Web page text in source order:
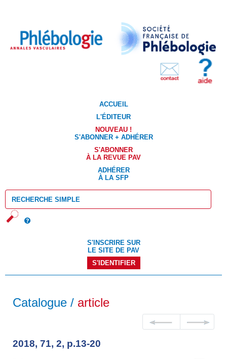
ACCUEIL
L'ÉDITEUR
NOUVEAU !
S'ABONNER + ADHÉRER
S'ABONNER
À LA REVUE PAV
ADHÉRER
À LA SFP
S'INSCRIRE SUR
LE SITE DE PAV
S'IDENTIFIER
Catalogue / article
2018, 71, 2, p.13-20